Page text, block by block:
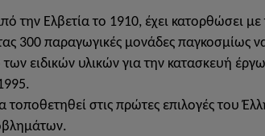
την Ελβετία το 1910, έχει κατορθώσει
300 παραγωγικές μονάδες παγκοσμίως
των ειδικών υλικών για την κατασκευή
τοποθετηθεί στις πρώτες επιλογές του